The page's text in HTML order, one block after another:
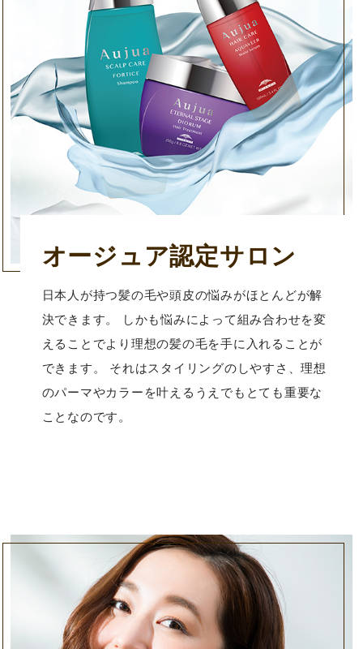
オージュア認定サロン
日本人が持つ髪の毛や頭皮の悩みがほとんどが解
決できます。 しかも悩みによって組み合わせを変
えることでより理想の髪の毛を手に入れることが
できます。 それはスタイリングのしやすさ、理想
のパーマやカラーを叶えるうえでもとても重要な
ことなのです。